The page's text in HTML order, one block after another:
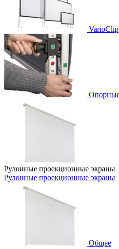
VarioClip
Рулонные проекционные экраны
Рулонные проекционные экраны
Общее